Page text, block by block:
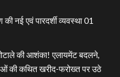
नई एवं पारदर्शी व्यवस्था 01
की आशंका! एलायमेंट बदलने,
की कथित खरीद-फरोख्त पर उठे